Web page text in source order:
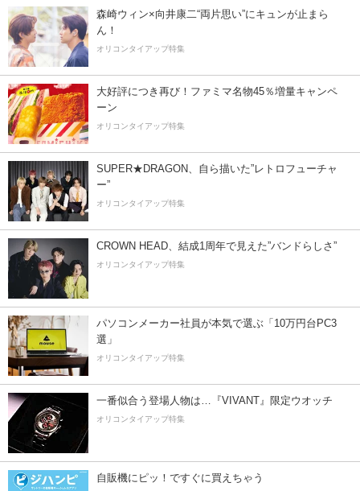
森崎ウィン×向井康二“両片思い”にキュンが止まら
ん！
オリコンタイアップ特集
大好評につき再び！ファミマ名物45％増量キャンペ
ーン
オリコンタイアップ特集
SUPER★DRAGON、自ら描いた”レトロフューチャ
ー”
オリコンタイアップ特集
CROWN HEAD、結成1周年で見えた”バンドらしさ”
オリコンタイアップ特集
パソコンメーカー社員が本気で選ぶ「10万円台PC3
選」
オリコンタイアップ特集
一番似合う登場人物は…『VIVANT』限定ウオッチ
オリコンタイアップ特集
自販機にピッ！ですぐに買えちゃう